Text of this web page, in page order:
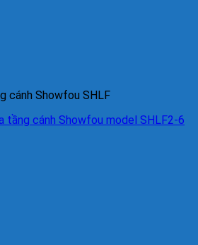
cánh Showfou SHLF
tầng cánh Showfou model SHLF2-6